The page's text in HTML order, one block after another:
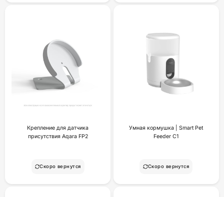
Крепление для датчика
присутствия Aqara FP2
Скоро вернутся
Умная кормушка | Smart Pet
Feeder C1
Скоро вернутся